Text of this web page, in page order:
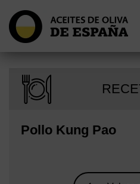
Pollo Kung Pao